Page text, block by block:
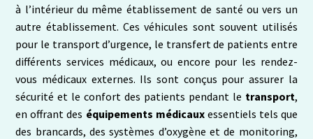
à l’intérieur du même établissement de santé ou vers un
autre établissement. Ces véhicules sont souvent utilisés
pour le transport d’urgence, le transfert de patients entre
différents services médicaux, ou encore pour les rendez-
vous médicaux externes. Ils sont conçus pour assurer la
sécurité et le confort des patients pendant le transport,
en offrant des équipements médicaux essentiels tels que
des brancards, des systèmes d’oxygène et de monitoring,